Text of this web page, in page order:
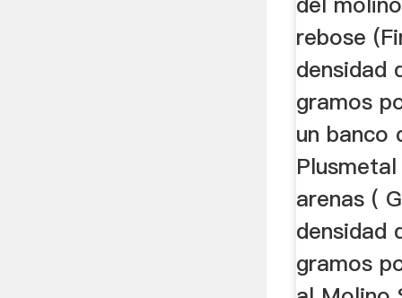
rebose
densidad
gramos
un banco
arenas (
densidad
gramos